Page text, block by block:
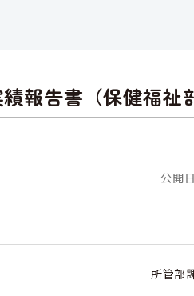
報告書（保健福祉部
公開
所管部